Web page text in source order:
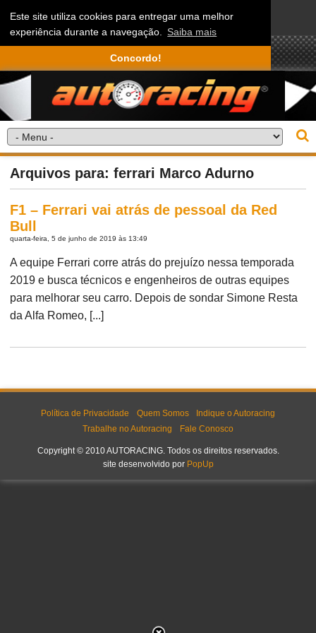
Este site utiliza cookies para entregar uma melhor
experiência durante a navegação. Saiba mais
Concordo!
Arquivos para: ferrari Marco Adurno
F1 – Ferrari vai atrás de pessoal da Red
Bull
quarta-feira, 5 de junho de 2019 às 13:49
A equipe Ferrari corre atrás do prejuízo nessa temporada
2019 e busca técnicos e engenheiros de outras equipes
para melhorar seu carro. Depois de sondar Simone Resta
da Alfa Romeo, [...]
Política de Privacidade Quem Somos
Indique o Autoracing
Trabalhe no Autoracing
Fale Conosco
Copyright © 2010 AUTORACING. Todos os direitos reservados.
site desenvolvido por PopUp